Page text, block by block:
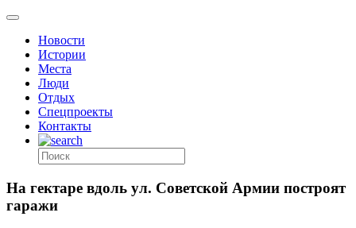
Новости
Истории
Места
Люди
Отдых
Спецпроекты
Контакты
На гектаре вдоль ул. Советской Армии построят
гаражи